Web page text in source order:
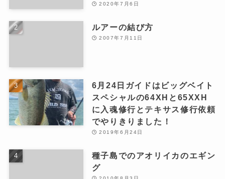
2020年7月6日
ルアーの結び方
2007年7月11日
6月24日ガイドはビッグベイト
スペシャルの64XHと65XXH
に入魂修行とテキサス修行依頼
でやりきりました！
2019年6月24日
種子島でのアオリイカのエギン
グ